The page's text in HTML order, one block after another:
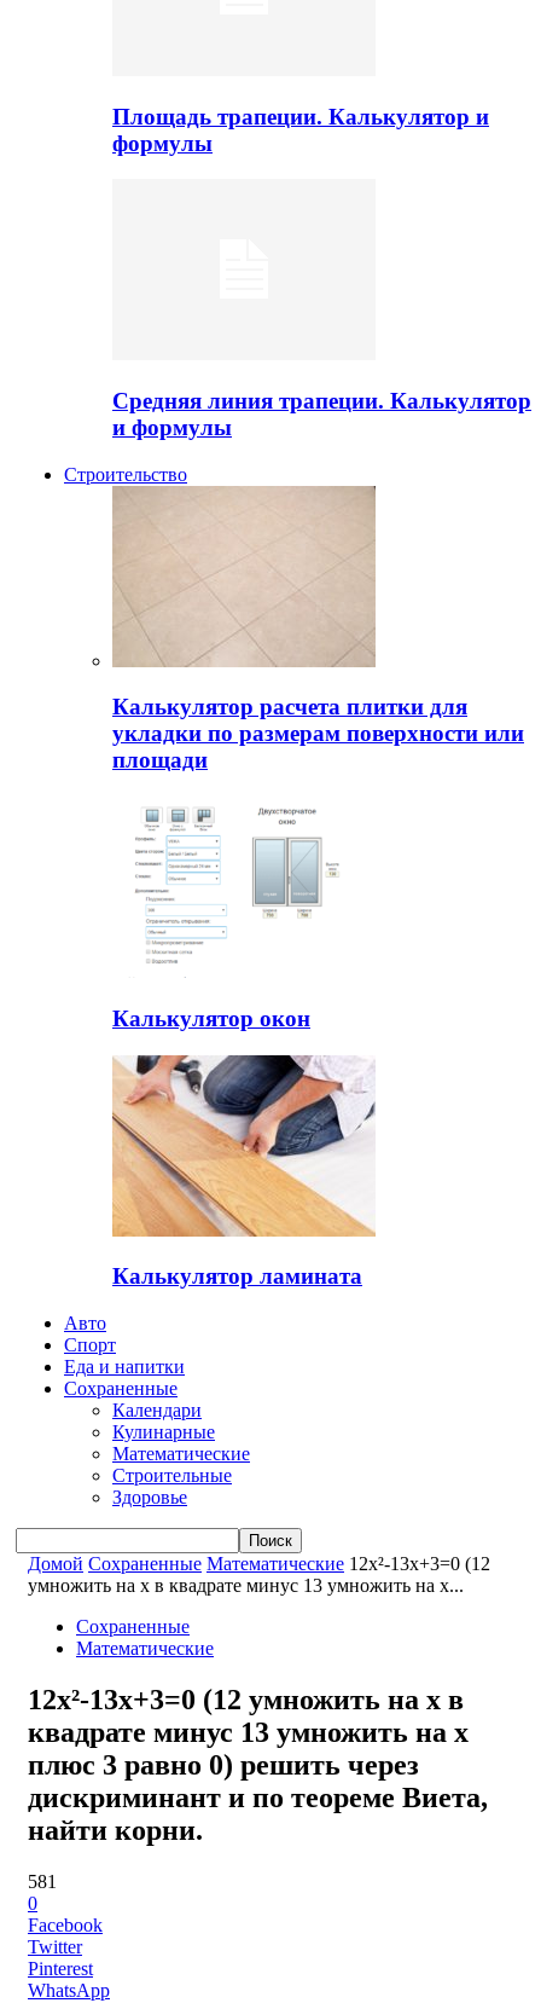
Площадь трапеции. Калькулятор и
формулы
Средняя линия трапеции. Калькулятор
и формулы
Строительство
Калькулятор расчета плитки для
укладки по размерам поверхности или
площади
Калькулятор окон
Калькулятор ламината
Авто
Спорт
Еда и напитки
Сохраненные
Календари
Кулинарные
Математические
Строительные
Здоровье
Домой Сохраненные Математические 12x²-13x+3=0 (12
умножить на x в квадрате минус 13 умножить на x...
Сохраненные
Математические
12x²-13x+3=0 (12 умножить на x в
квадрате минус 13 умножить на x
плюс 3 равно 0) решить через
дискриминант и по теореме Виета,
найти корни.
581
0
Facebook
Twitter
Pinterest
WhatsApp